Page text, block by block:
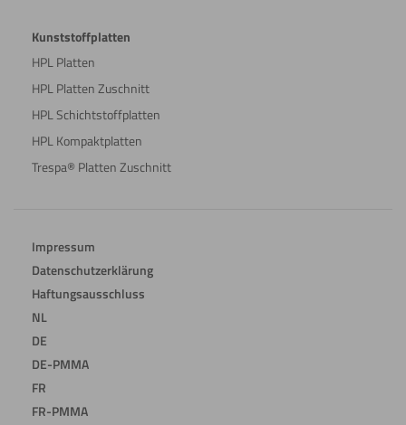
Kunststoffplatten
HPL Platten
HPL Platten Zuschnitt
HPL Schichtstoffplatten
HPL Kompaktplatten
Trespa® Platten Zuschnitt
Impressum
Datenschutzerklärung
Haftungsausschluss
NL
DE
DE-PMMA
FR
FR-PMMA